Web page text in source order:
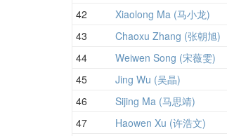
42 Xiaolong Ma (马小龙)
43 Chaoxu Zhang (张朝旭)
44 Weiwen Song (宋薇雯)
45 Jing Wu (吴晶)
46 Sijing Ma (马思靖)
47 Haowen Xu (许浩文)